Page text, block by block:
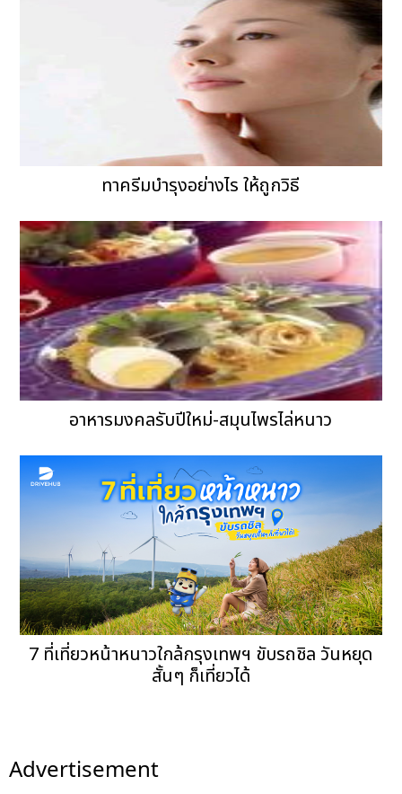
ทาครีมบำรุงอย่างไร ให้ถูกวิธี
อาหารมงคลรับปีใหม่-สมุนไพรไล่หนาว
7 ที่เที่ยวหน้าหนาวใกล้กรุงเทพฯ ขับรถชิล วันหยุด
สั้นๆ ก็เที่ยวได้
Advertisement